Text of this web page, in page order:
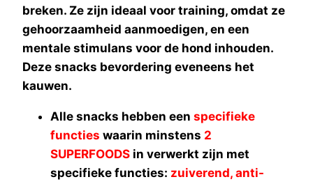
breken. Ze zijn ideaal voor training, omdat ze
gehoorzaamheid aanmoedigen, en een
mentale stimulans voor de hond inhouden.
Deze snacks bevordering eveneens het
kauwen.
Alle snacks hebben een specifieke
functies waarin minstens 2
SUPERFOODS in verwerkt zijn met
specifieke functies: zuiverend, anti-